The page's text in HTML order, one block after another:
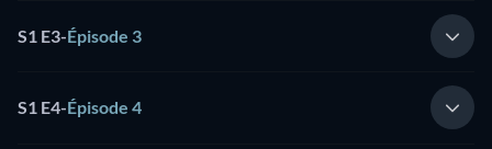
S1 E3-Épisode 3
S1 E4-Épisode 4